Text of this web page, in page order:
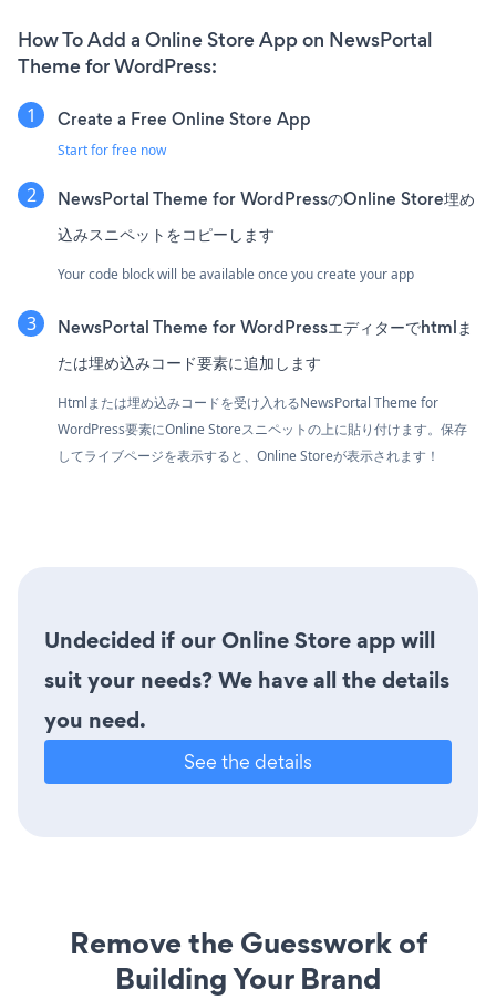
How To Add a Online Store App on NewsPortal
Theme for WordPress:
Create a Free Online Store App
Start for free now
NewsPortal Theme for WordPressのOnline Store埋め
込みスニペットをコピーします
Your code block will be available once you create your app
NewsPortal Theme for WordPressエディターでhtmlま
たは埋め込みコード要素に追加します
Htmlまたは埋め込みコードを受け入れるNewsPortal Theme for
WordPress要素にOnline Storeスニペットの上に貼り付けます。保存
してライブページを表示すると、Online Storeが表示されます！
Undecided if our Online Store app will
suit your needs? We have all the details
you need.
See the details
Remove the Guesswork of
Building Your Brand